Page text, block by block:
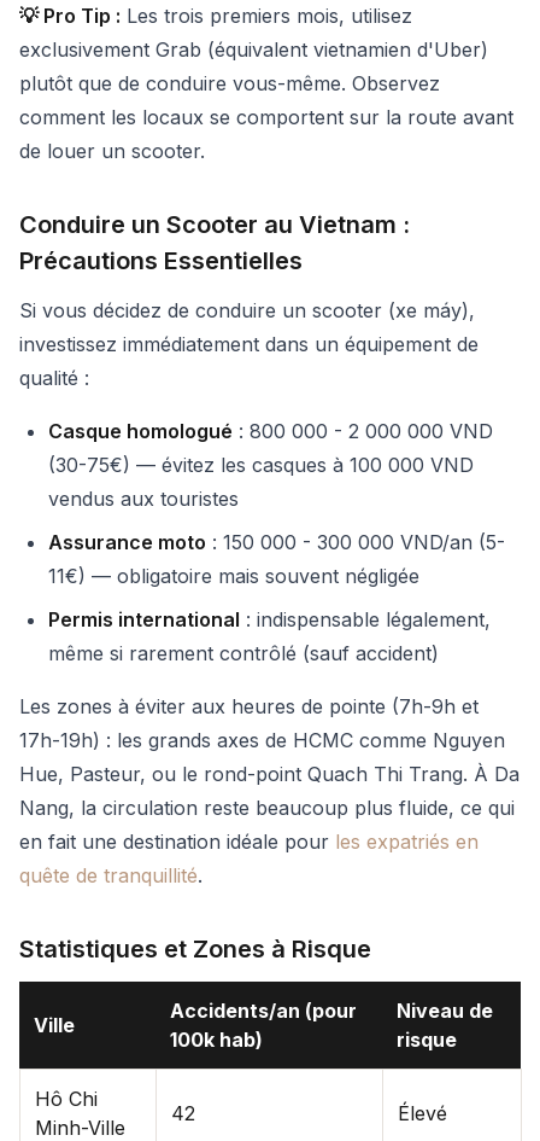
💡 Pro Tip : Les trois premiers mois, utilisez
exclusivement Grab (équivalent vietnamien d'Uber)
plutôt que de conduire vous-même. Observez
comment les locaux se comportent sur la route avant
de louer un scooter.
Conduire un Scooter au Vietnam :
Précautions Essentielles
Si vous décidez de conduire un scooter (xe máy),
investissez immédiatement dans un équipement de
qualité :
Casque homologué : 800 000 - 2 000 000 VND
(30-75€) — évitez les casques à 100 000 VND
vendus aux touristes
Assurance moto : 150 000 - 300 000 VND/an (5-
11€) — obligatoire mais souvent négligée
Permis international : indispensable légalement,
même si rarement contrôlé (sauf accident)
Les zones à éviter aux heures de pointe (7h-9h et
17h-19h) : les grands axes de HCMC comme Nguyen
Hue, Pasteur, ou le rond-point Quach Thi Trang. À Da
Nang, la circulation reste beaucoup plus fluide, ce qui
en fait une destination idéale pour les expatriés en
quête de tranquillité.
Statistiques et Zones à Risque
Ville
Accidents/an (pour
100k hab)
Niveau de
risque
Hô Chi
Minh-Ville
42 Élevé